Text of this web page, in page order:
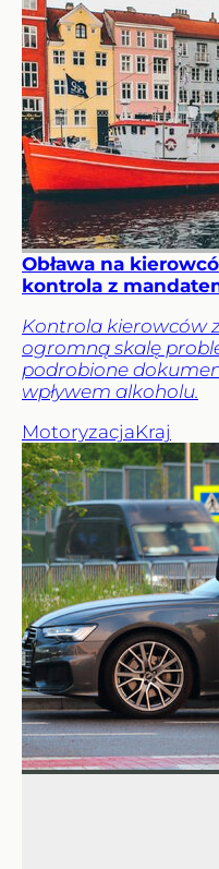
Obława na
kontrola z
Kontrola kierowców
ogromną skalę
podrobione
wpływem alkoholu.
MotoryzacjaKraj